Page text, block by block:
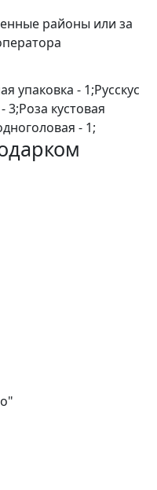
районы или за
упаковка - 1;Русскус
3;Роза кустовая
- 1;